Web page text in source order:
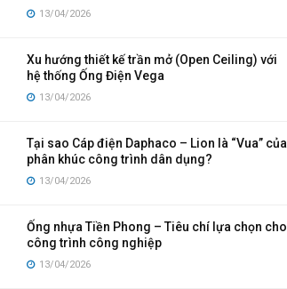
13/04/2026
Xu hướng thiết kế trần mở (Open Ceiling) với
hệ thống Ống Điện Vega
13/04/2026
Tại sao Cáp điện Daphaco – Lion là “Vua” của
phân khúc công trình dân dụng?
13/04/2026
Ống nhựa Tiền Phong – Tiêu chí lựa chọn cho
công trình công nghiệp
13/04/2026